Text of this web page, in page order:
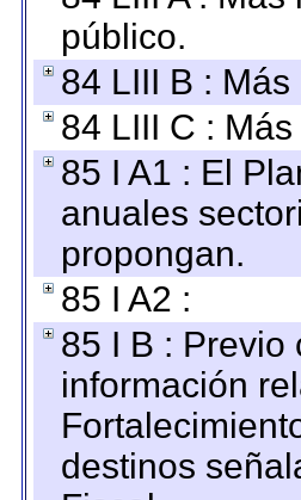
público.
84 LIII B :
84 LIII C :
85 I A1 : El
anuales
propongan.
85 I A2 :
85 I B : Previo
información
destinos